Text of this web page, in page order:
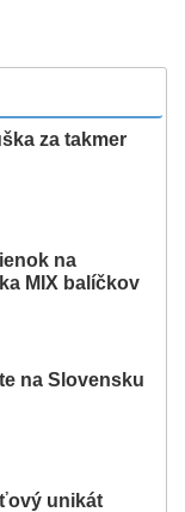
za takmer
na
MIX balíčkov
na Slovensku
unikát